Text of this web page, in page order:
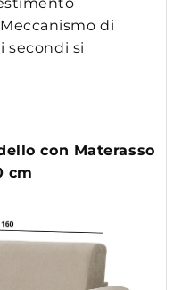
di
secondi si
con Materasso
cm